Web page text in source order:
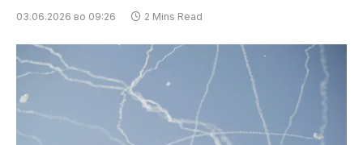
03.06.2026 во 09:26 2 Mins Read